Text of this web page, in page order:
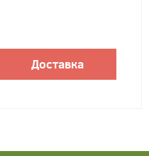
Доставка